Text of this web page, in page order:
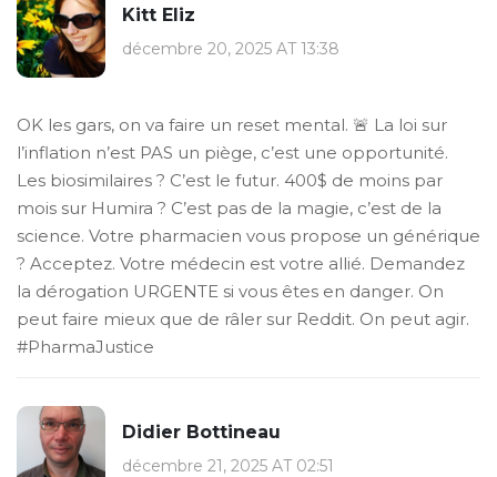
Kitt Eliz
décembre 20, 2025 AT 13:38
OK les gars, on va faire un reset mental. 🚨 La loi sur
l’inflation n’est PAS un piège, c’est une opportunité.
Les biosimilaires ? C’est le futur. 400$ de moins par
mois sur Humira ? C’est pas de la magie, c’est de la
science. Votre pharmacien vous propose un générique
? Acceptez. Votre médecin est votre allié. Demandez
la dérogation URGENTE si vous êtes en danger. On
peut faire mieux que de râler sur Reddit. On peut agir.
#PharmaJustice
Didier Bottineau
décembre 21, 2025 AT 02:51